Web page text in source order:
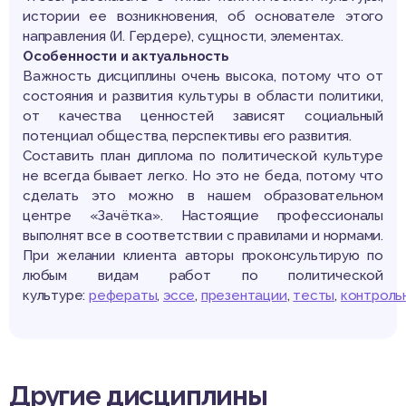
истории ее возникновения, об основателе этого
направления (И. Гердере), сущности, элементах.
Особенности и актуальность
Важность дисциплины очень высока, потому что от
состояния и развития культуры в области политики,
от качества ценностей зависят социальный
потенциал общества, перспективы его развития.
Составить план диплома по политической культуре
не всегда бывает легко. Но это не беда, потому что
сделать это можно в нашем образовательном
центре «Зачётка». Настоящие профессионалы
выполнят все в соответствии с правилами и нормами.
При желании клиента авторы проконсультирую по
любым видам работ по политической
культуре: рефераты, эссе, презентации, тесты,
Другие дисциплины